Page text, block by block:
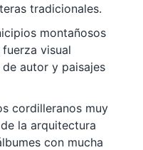
tradicionales.
montañosos
visual
autor y paisajes
cordilleranos muy
la arquitectura
con mucha